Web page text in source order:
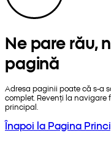
Ne pare rău,
pagină
Adresa paginii poate că s-a
complet. Revenți la navigare
principal.
Înapoi la Pagina